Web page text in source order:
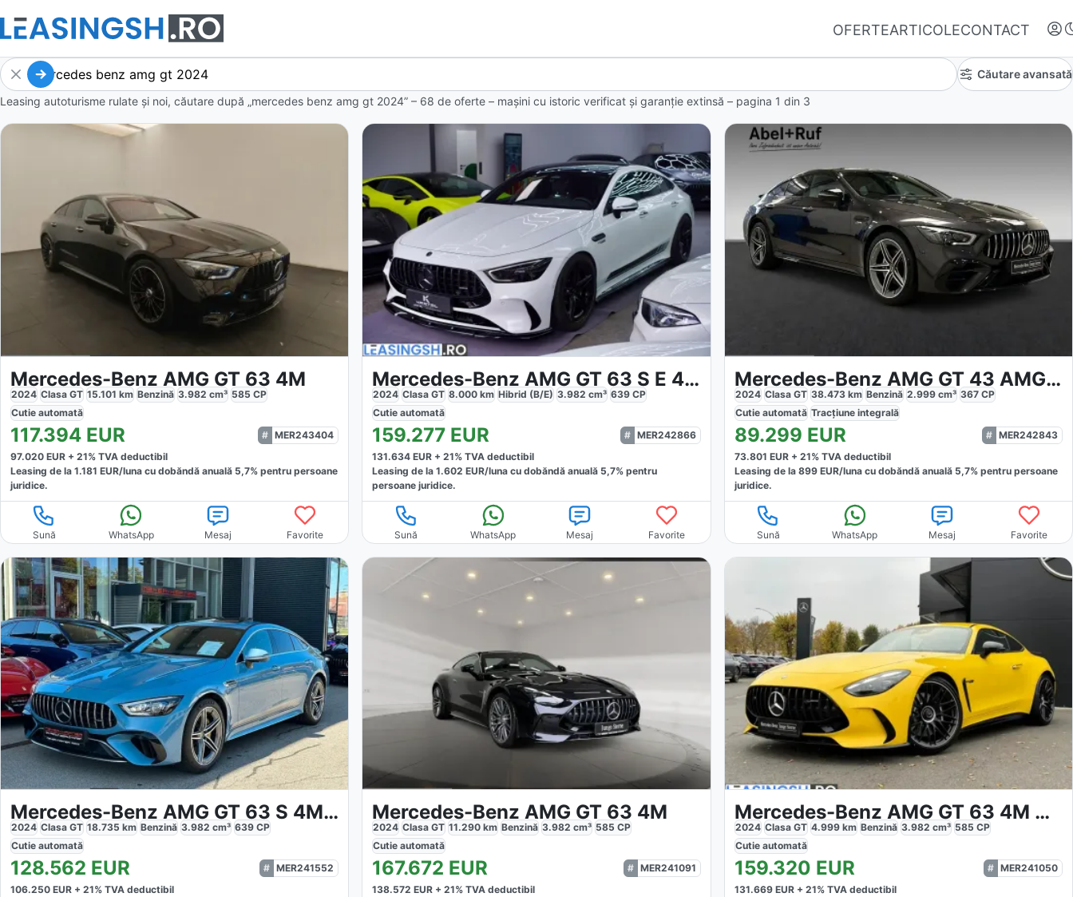
OFERTEARTICOLECONTACT
Autentifică-te
Nu ai oferte favorite
Căutare avansată
Leasing autoturisme rulate și noi, căutare după „mercedes benz amg gt 2024” – 68 de oferte – mașini cu istoric verificat și garanție extinsă – pagina 1 din 3
Mercedes-Benz AMG GT 63 4M
2024 Clasa GT 15.101 km Benzină 3.982 cm³ 585 CP
Cutie automată
117.394 EUR
MER243404
97.020 EUR + 21% TVA deductibil
Leasing de la 1.181 EUR/luna cu dobăndă anuală 5,7% pentru persoane
juridice.
Sună WhatsApp Mesaj Favorite
Mercedes-Benz AMG GT 63 S E 4Matic Performance Manufaktur
2024 Clasa GT 8.000 km Hibrid (B/E) 3.982 cm³ 639 CP
Cutieautomată
159.277 EUR
MER242866
131.634 EUR +21% TVA deductibil
Leasing de la1.602 EUR/luna cu dobăndă anuală 5,7% pentru
persoane juridice.
Sună WhatsApp Mesaj Favorite
Mercedes-Benz AMG GT 43 AMG 4M
2024 Clasa GT 38.473km Benzină 2.999cm³ 367CP
Cutie automată Tracțiune integrală
89.299 EUR
MER242843
73.801 EUR + 21% TVA deductibil
Leasing de la 899EUR/lunacu dobăndă anuală 5,7% pentru persoane
juridice.
Sună WhatsApp Mesaj Favorite
Mercedes-Benz AMG GT 63 S 4MATIC Limousine
2024 Clasa GT 18.735 km Benzină 3.982 cm³ 639 CP
Cutie automată
128.562 EUR
MER241552
106.250 EUR + 21% TVA deductibil
Mercedes-Benz AMG GT 63 4M
2024 Clasa GT 11.290 km Benzină 3.982 cm³ 585 CP
Cutieautomată
167.672 EUR
MER241091
138.572 EUR +21% TVA deductibil
Mercedes-Benz AMG GT 63 4M AMG
2024 Clasa GT 4.999km Benzină 3.982 cm³ 585 CP
Cutie automată
159.320 EUR
MER241050
131.669EUR + 21% TVA deductibil